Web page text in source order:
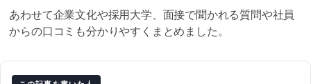
あわせて企業文化や採用大学、面接で聞かれる質問や社員
からの口コミも分かりやすくまとめました。